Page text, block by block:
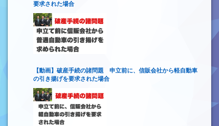
要求された場合
【動画】破産手続の諸問題 申立前に、信販会社から軽自動車
の引き揚げを要求された場合